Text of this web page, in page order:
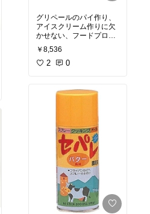
グリペールのパイ作り、
アイスクリーム作りに欠
かせない、フードプロセ
タルト生地を作ることも
できます。
えめのこの機種をお勧め
￥8,536
2 0